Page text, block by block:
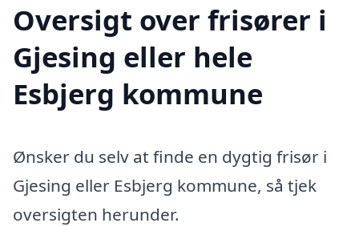
Oversigt over frisører i
Gjesing eller hele
Esbjerg kommune
Ønsker du selv at finde en dygtig frisør i
Gjesing eller Esbjerg kommune, så tjek
oversigten herunder.